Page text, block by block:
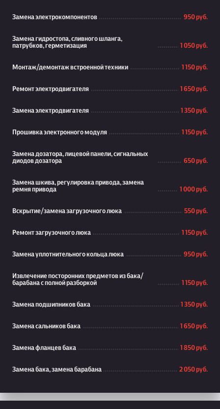
Замена электрокомпонентов 950 руб.
Замена гидростопа, сливного шланга,
патрубков, герметизация
1 050 руб.
Монтаж/демонтаж встроенной техники 1 150 руб.
Ремонт электродвигателя 1 650 руб.
Замена электродвигателя 1 350 руб.
Прошивка электронного модуля 1 150 руб.
Замена дозатора, лицевой панели, сигнальных
диодов дозатора
650 руб.
Замена шкива, регулировка привода, замена
ремня привода
1 000 руб.
Вскрытие/замена загрузочного люка 550 руб.
Ремонт загрузочного люка 1 150 руб.
Замена уплотнительного кольца люка 950 руб.
Извлечение посторонних предметов из бака/
барабана с полной разборкой
1 150 руб.
Замена подшипников бака 1 350 руб.
Замена сальников бака 1 650 руб.
Замена фланцев бака 1 850 руб.
Замена бака, замена барабана 2 050 руб.